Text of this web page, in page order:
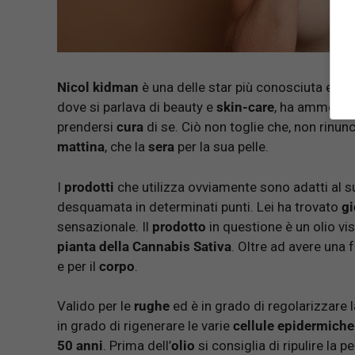
Nicol kidman è una delle star più conosciuta e
dove si parlava di beauty e skin-care, ha
prendersi cura di se. Ciò non toglie che, non
mattina, che la sera per la sua pelle.
I prodotti che utilizza ovviamente sono adatti al
desquamata in determinati punti. Lei ha trovato
sensazionale. Il prodotto in questione è un olio
pianta della Cannabis Sativa . Oltre ad avere
e per il corpo
Valido per le rughe ed è in grado di regolarizzare
in grado di rigenerare le varie cellule epidermiche
50 anni. Prima dell’olio si consiglia di ripulire la